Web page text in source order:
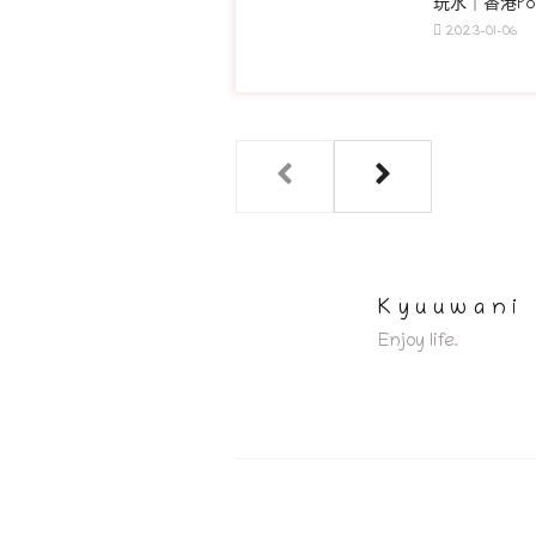
玩水｜香港
2023-01-06
Kyuuwani
Enjoy life.